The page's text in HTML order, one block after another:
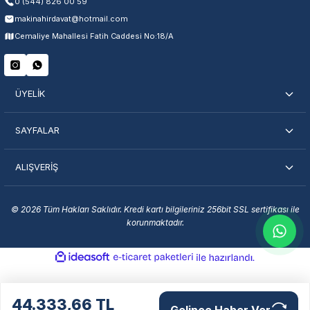
Servisi Nasıl Bulurum?
44.333,66 TL
makinahirdavat@hotmail.com
Cemaliye Mahallesi Fatih Caddesi No:18/A
ÜYELİK
SAYFALAR
ALIŞVERİŞ
© 2026 Tüm Hakları Saklıdır. Kredi kartı bilgileriniz 256bit SSL sertifikası ile
korunmaktadır.
ideasoft
e-